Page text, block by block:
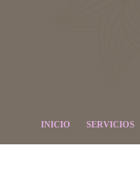
INICIO SERVICIOS